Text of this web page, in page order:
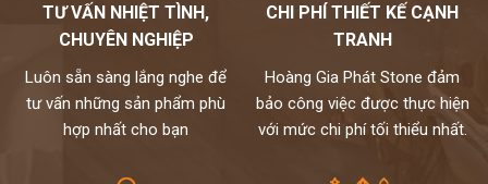
TƯ VẤN NHIỆT TÌNH,
CHUYÊN NGHIỆP
Luôn sẵn sàng lắng nghe để
tư vấn những sản phẩm phù
hợp nhất cho bạn
CHI PHÍ THIẾT KẾ CẠNH
TRANH
Hoàng Gia Phát Stone đảm
bảo công việc được thực hiện
với mức chi phí tối thiểu nhất.